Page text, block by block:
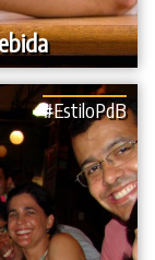
#EstiloPdB